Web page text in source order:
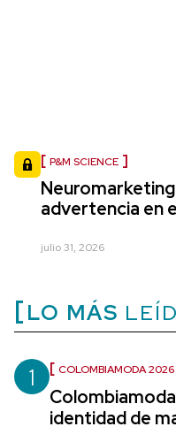
P&M SCIENCE
advertencia en
julio 31, 2026
LO MÁS
1 COLOMBIAMODA 2026
identidad de